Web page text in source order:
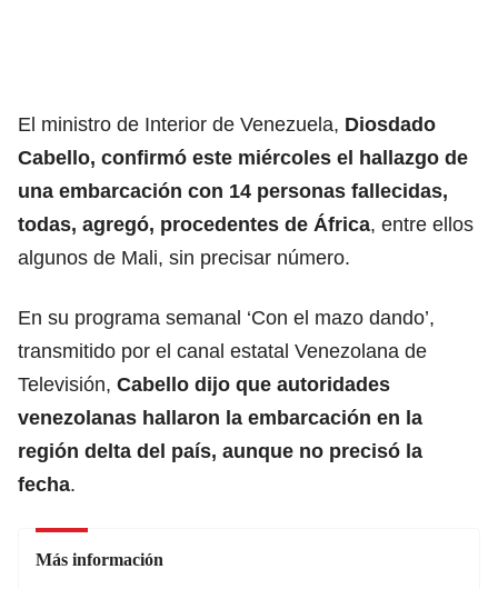
El ministro de Interior de Venezuela, Diosdado
Cabello, confirmó este miércoles el hallazgo de
una embarcación con 14 personas fallecidas,
todas, agregó, procedentes de África, entre ellos
algunos de Mali, sin precisar número.
En su programa semanal ‘Con el mazo dando’,
transmitido por el canal estatal Venezolana de
Televisión, Cabello dijo que autoridades
venezolanas hallaron la embarcación en la
región delta del país, aunque no precisó la
fecha.
Más información